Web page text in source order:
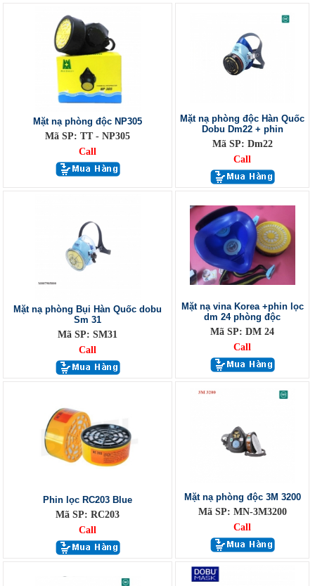
Mặt nạ phòng độc NP305
Mã SP: TT - NP305
Call
Mặt nạ phòng độc Hàn Quốc
Dobu Dm22 + phin
Mã SP: Dm22
Call
Mặt nạ phòng Bụi Hàn Quốc dobu
Sm 31
Mã SP: SM31
Call
Mặt nạ vina Korea +phin lọc
dm 24 phòng độc
Mã SP: DM 24
Call
Phin lọc RC203 Blue
Mã SP: RC203
Call
Mặt nạ phòng độc 3M 3200
Mã SP: MN-3M3200
Call